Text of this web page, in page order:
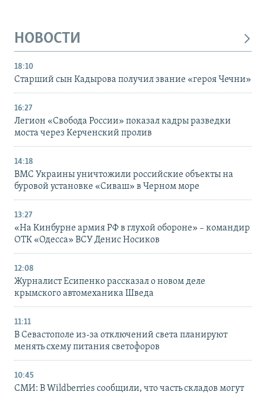
НОВОСТИ
18:10
Старший сын Кадырова получил звание «героя Чечни»
16:27
Легион «Свобода России» показал кадры разведки
моста через Керченский пролив
14:18
ВМС Украины уничтожили российские объекты на
буровой установке «Сиваш» в Черном море
13:27
«На Кинбурне армия РФ в глухой обороне» – командир
ОТК «Одесса» ВСУ Денис Носиков
12:08
Журналист Есипенко рассказал о новом деле
крымского автомеханика Шведа
11:11
В Севастополе из-за отключений света планируют
менять схему питания светофоров
10:45
СМИ: В Wildberries сообщили, что часть складов могут